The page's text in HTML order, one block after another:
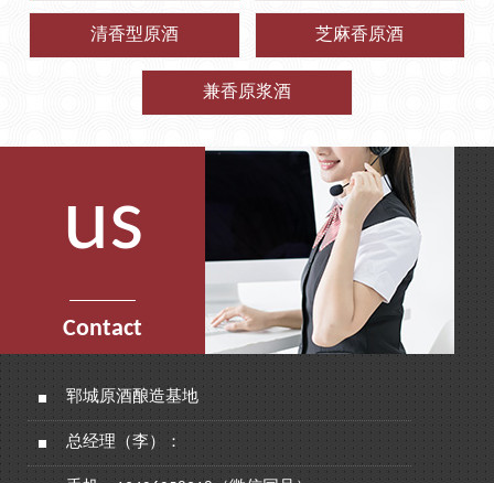
清香型原酒 芝麻香原酒
兼香原浆酒
us
Contact
郓城原酒酿造基地
总经理（李）：